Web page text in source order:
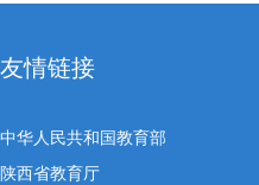
友情链接
中华人民共和国教育部
陕西省教育厅